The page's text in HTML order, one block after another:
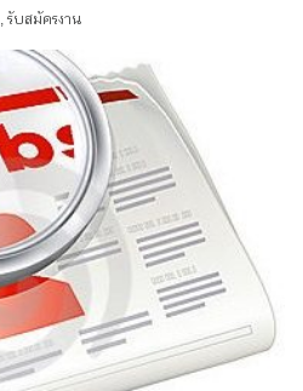
, รับสมัครงาน